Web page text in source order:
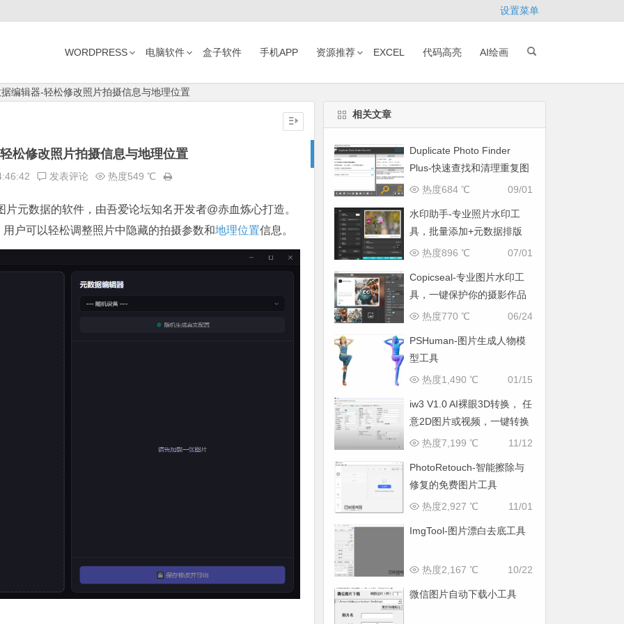
设置菜单
WORDPRESS 电脑软件 盒子软件 手机APP 资源推荐 EXCEL 代码高亮 AI绘画
编辑器-轻松修改照片拍摄信息与地理位置
松修改照片拍摄信息与地理位置
发表评论 热度549 ℃
元数据的软件，由吾爱论坛知名开发者@赤血炼心打造。
户可以轻松调整照片中隐藏的拍摄参数和地理位置信息。
相关文章
Duplicate Photo Finder
Plus-快速查找和清理重复图
片
09/01
热度684 ℃
水印助手-专业照片水印工
具，批量添加+元数据排版
07/01
热度896 ℃
Copicseal-专业图片水印工
具，一键保护你的摄影作品
06/24
热度770 ℃
PSHuman-图片生成人物模
型工具
01/15
热度1,490 ℃
iw3 V1.0 AI裸眼3D转换， 任
意2D图片或视频，一键转换
为3D，支持VR观看
11/12
热度7,199 ℃
PhotoRetouch-智能擦除与
修复的免费图片工具
11/01
热度2,927 ℃
ImgTool-图片漂白去底工具
10/22
热度2,167 ℃
微信图片自动下载小工具